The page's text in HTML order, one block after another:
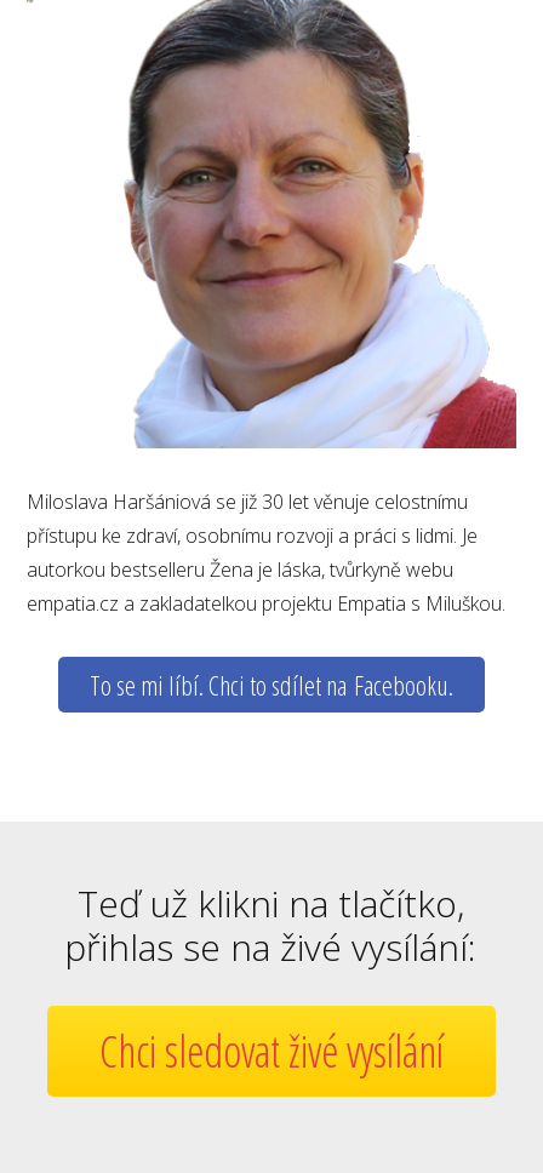
Miloslava Haršániová se již 30 let věnuje celostnímu
přístupu ke zdraví, osobnímu rozvoji a práci s lidmi. Je
autorkou bestselleru Žena je láska, tvůrkyně webu
empatia.cz a zakladatelkou projektu Empatia s Miluškou.
To se mi líbí. Chci to sdílet na Facebooku.
Teď už klikni na tlačítko,
přihlas se na živé vysílání:
Chci sledovat živé vysílání